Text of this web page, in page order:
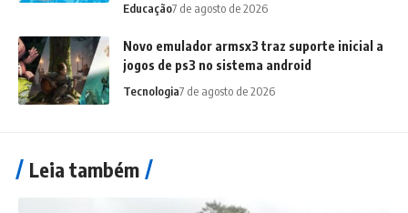
Educação7 de agosto de 2026
Novo emulador armsx3 traz suporte inicial a
jogos de ps3 no sistema android
Tecnologia7 de agosto de 2026
Leia também